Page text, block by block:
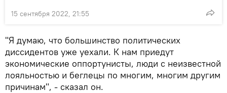
15 сентября 2022, 21:55
"Я думаю, что большинство политических
диссидентов уже уехали. К нам приедут
экономические оппортунисты, люди с неизвестной
лояльностью и беглецы по многим, многим другим
причинам", - сказал он.